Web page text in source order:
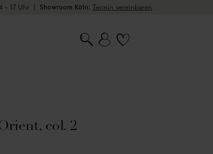
– 17 Uhr | Showroom Köln: Termin vereinbaren
col. 2